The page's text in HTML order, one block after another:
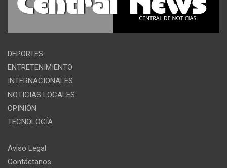
DEPORTES
ENTRETENIMIENTO
INTERNACIONALES
NOTICIAS LOCALES
OPINIÓN
TECNOLOGÍA
Aviso Legal
Contáctanos